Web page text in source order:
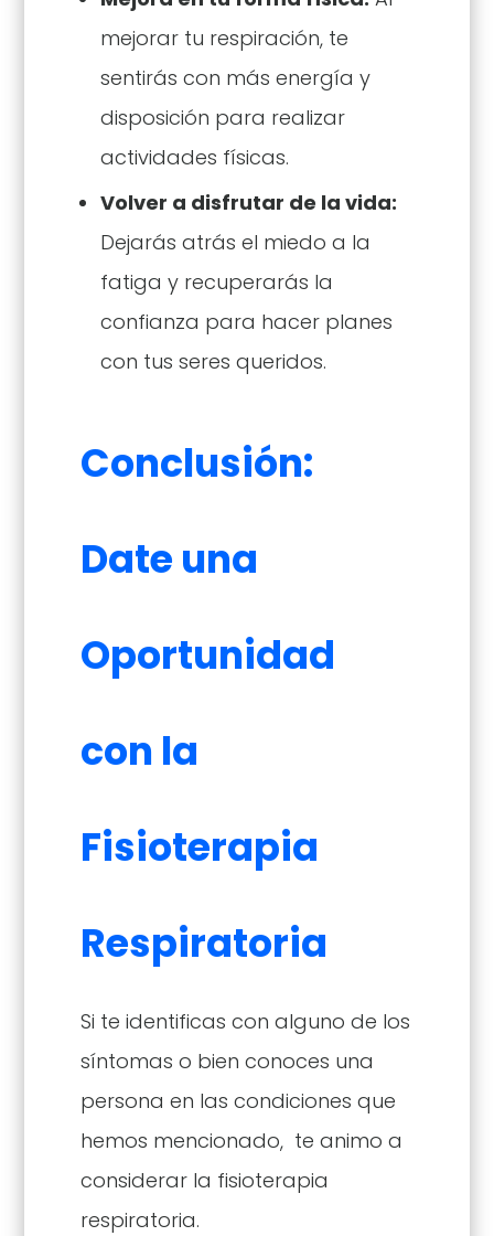
mejorar tu respiración, te
sentirás con más energía y
disposición para realizar
actividades físicas.
Volver a disfrutar de la vida:
Dejarás atrás el miedo a la
fatiga y recuperarás la
confianza para hacer planes
con tus seres queridos.
Conclusión:
Date una
Oportunidad
con la
Fisioterapia
Respiratoria
Si te identificas con alguno de los
síntomas o bien conoces una
persona en las condiciones que
hemos mencionado, te animo a
considerar la fisioterapia
respiratoria.